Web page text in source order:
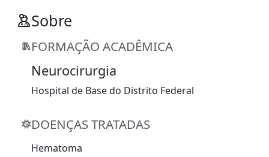
Sobre
FORMAÇÃO ACADÊMICA
Neurocirurgia
Hospital de Base do Distrito Federal
DOENÇAS TRATADAS
Hematoma